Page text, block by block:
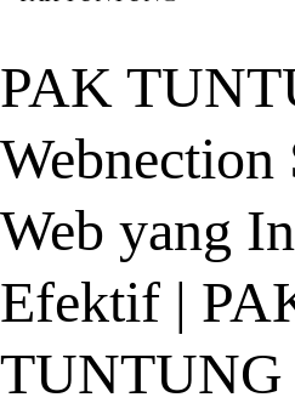
PAK
Webnection
Web yang
Efektif |
TUNTUNG